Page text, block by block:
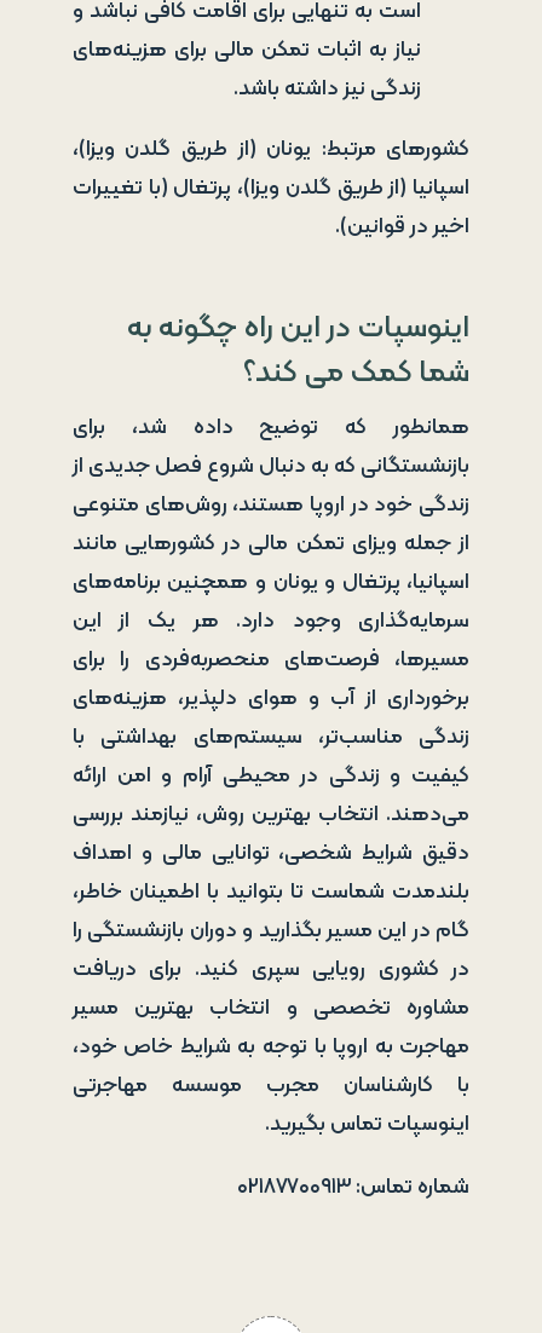
است به تنهایی برای اقامت کافی نباشد و
نیاز به اثبات تمکن مالی برای هزینه‌های
زندگی نیز داشته باشد.
کشورهای مرتبط: یونان (از طریق گلدن ویزا)،
اسپانیا (از طریق گلدن ویزا)، پرتغال (با تغییرات
اخیر در قوانین).
اینوسپات در این راه چگونه به
شما کمک می کند؟
همانطور که توضیح داده شد، برای
بازنشستگانی که به دنبال شروع فصل جدیدی از
زندگی خود در اروپا هستند، روش‌های متنوعی
از جمله ویزای تمکن مالی در کشورهایی مانند
اسپانیا، پرتغال و یونان و همچنین برنامه‌های
سرمایه‌گذاری وجود دارد. هر یک از این
مسیرها، فرصت‌های منحصربه‌فردی را برای
برخورداری از آب و هوای دلپذیر، هزینه‌های
زندگی مناسب‌تر، سیستم‌های بهداشتی با
کیفیت و زندگی در محیطی آرام و امن ارائه
می‌دهند. انتخاب بهترین روش، نیازمند بررسی
دقیق شرایط شخصی، توانایی مالی و اهداف
بلندمدت شماست تا بتوانید با اطمینان خاطر،
گام در این مسیر بگذارید و دوران بازنشستگی را
در کشوری رویایی سپری کنید. برای دریافت
مشاوره تخصصی و انتخاب بهترین مسیر
مهاجرت به اروپا با توجه به شرایط خاص خود،
با کارشناسان مجرب موسسه مهاجرتی
اینوسپات تماس بگیرید.
شماره تماس: ۰۲۱۸۷۷۰۰۹۱۳